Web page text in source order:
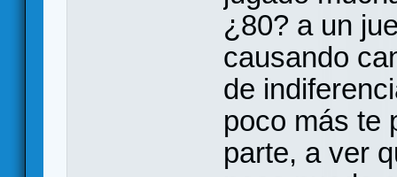
¿80? a un
causando
de
poco más te
parte, a ver